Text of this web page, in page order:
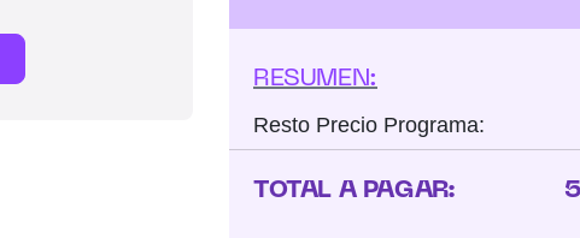
RESUMEN:
Resto Precio Programa:
TOTAL A PAGAR: